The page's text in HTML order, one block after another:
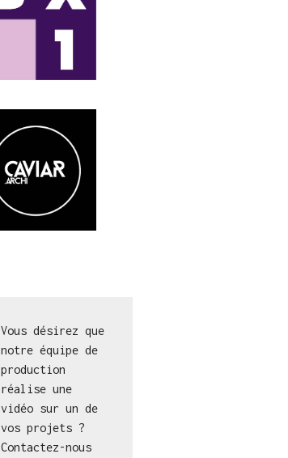
Vous désirez que
notre équipe de
production
réalise une
vidéo sur un de
vos projets ?
Contactez-nous